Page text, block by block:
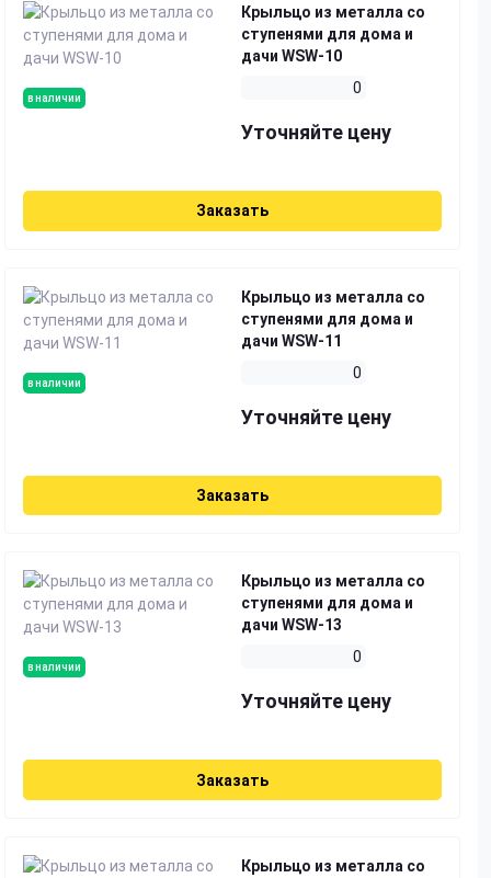
в наличии
Крыльцо из металла со
ступенями для дома и
дачи WSW-10
0
Уточняйте цену
Заказать
в наличии
Крыльцо из металла со
ступенями для дома и
дачи WSW-11
0
Уточняйте цену
Заказать
в наличии
Крыльцо из металла со
ступенями для дома и
дачи WSW-13
0
Уточняйте цену
Заказать
Крыльцо из металла со